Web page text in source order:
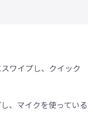
ワイプし、クイック
、マイクを使っている